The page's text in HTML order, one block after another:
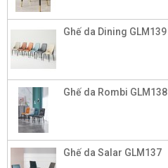
Ghế da Dining GLM139
Ghế da Rombi GLM138
Ghế da Salar GLM137